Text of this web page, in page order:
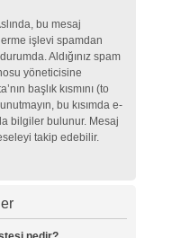
bu mesaj
işlevi spamdan
Aldığınız spam
yöneticisine
başlık kısmını (to
bu kısımda e-
bilgiler bulunur. Mesaj
takip edebilir.